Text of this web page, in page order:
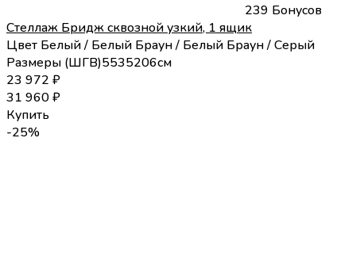
239 Бонусов
Стеллаж Бридж сквозной узкий, 1 ящик
Цвет Белый / Белый Браун / Белый Браун / Серый
Размеры (ШГВ)5535206см
23 972 ₽
31 960₽
Купить
-25%